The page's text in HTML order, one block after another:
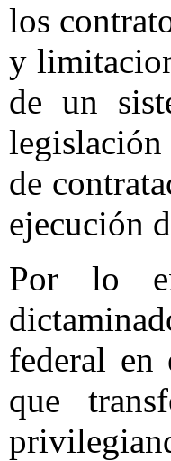
los
y
de un
legislación
de
ejecución
Por lo
federal en
que